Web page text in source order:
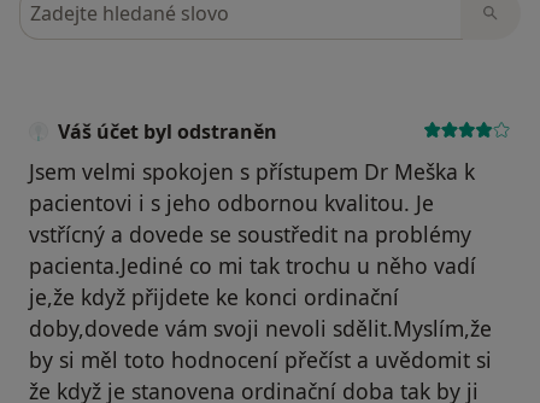
Váš účet byl odstraněn
Jsem velmi spokojen s přístupem Dr Meška k
pacientovi i s jeho odbornou kvalitou. Je
vstřícný a dovede se soustředit na problémy
pacienta.Jediné co mi tak trochu u něho vadí
je,že když přijdete ke konci ordinační
doby,dovede vám svoji nevoli sdělit.Myslím,že
by si měl toto hodnocení přečíst a uvědomit si
že když je stanovena ordinační doba tak by ji